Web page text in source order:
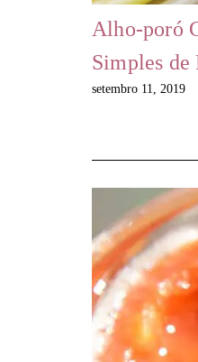
Alho-poró
Simples de
setembro 11, 2019